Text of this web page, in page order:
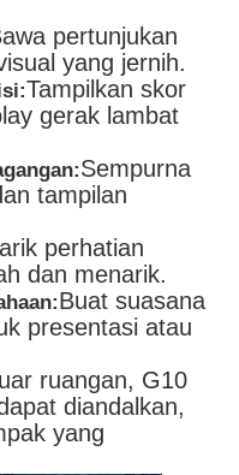
pertunjukan
yang jernih.
Tampilkan skor
gerak lambat
Sempurna
tampilan
perhatian
dan menarik.
Buat suasana
presentasi atau
ruangan, G10
diandalkan,
yang